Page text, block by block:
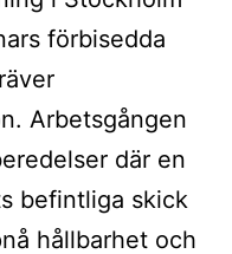
förbisedda
Arbetsgången
där en
befintliga skick
hållbarhet och